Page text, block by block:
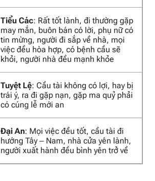
Tiểu Các: Rất tốt lành, đi thường gặp
may mắn, buôn bán có lời, phụ nữ có
tin mừng, người đi sắp về nhà, mọi
việc đều hòa hợp, có bệnh cầu sẽ
khỏi, người nhà đều mạnh khỏe
Tuyệt Lệ: Cầu tài không có lợi, hay bị
trái ý, ra đi gặp nạn, gặp ma quỷ phải
có cúng lễ mới an
Đại An: Mọi việc đều tốt, cầu tài đi
hướng Tây – Nam, nhà cửa yên lành,
người xuất hành đều bình yên trở về